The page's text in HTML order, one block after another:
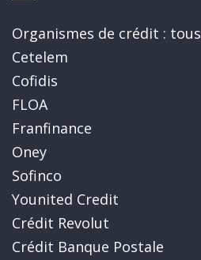
Organismes de crédit : tous
Cetelem
Cofidis
FLOA
Franfinance
Oney
Sofinco
Younited Credit
Crédit Revolut
Crédit Banque Postale